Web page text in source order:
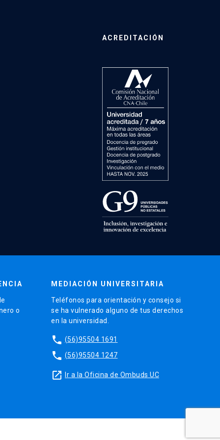
ACREDITACIÓN
o
MEDIACIÓN UNIVERSITARIA
Teléfonos para orientación y consejo si
se ha vulnerado alguno de tus derechos
en la universidad.
phone (56)95504 1691
phone (56)95504 1247
launch Ir a la Oficina de Ombuds UC